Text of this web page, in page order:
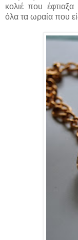
κολιέ που
όλα τα ωραία που